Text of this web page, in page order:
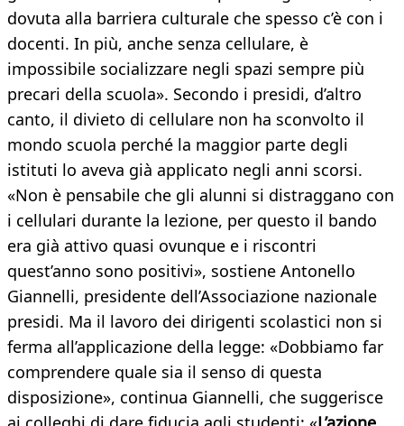
dovuta alla barriera culturale che spesso c’è con i
docenti. In più, anche senza cellulare, è
impossibile socializzare negli spazi sempre più
precari della scuola». Secondo i presidi, d’altro
canto, il divieto di cellulare non ha sconvolto il
mondo scuola perché la maggior parte degli
istituti lo aveva già applicato negli anni scorsi.
«Non è pensabile che gli alunni si distraggano con
i cellulari durante la lezione, per questo il bando
era già attivo quasi ovunque e i riscontri
quest’anno sono positivi», sostiene Antonello
Giannelli, presidente dell’Associazione nazionale
presidi. Ma il lavoro dei dirigenti scolastici non si
ferma all’applicazione della legge: «Dobbiamo far
comprendere quale sia il senso di questa
disposizione», continua Giannelli, che suggerisce